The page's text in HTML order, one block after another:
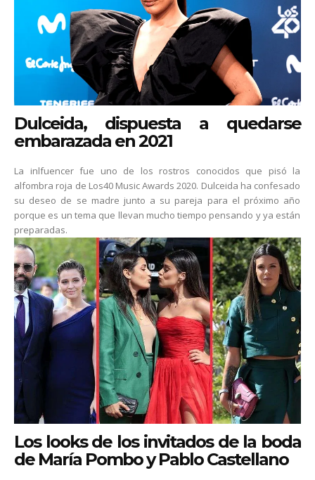
Dulceida, dispuesta a quedarse
embarazada en 2021
La inlfuencer fue uno de los rostros conocidos que pisó la
alfombra roja de Los40 Music Awards 2020. Dulceida ha confesado
su deseo de se madre junto a su pareja para el próximo año
porque es un tema que llevan mucho tiempo pensando y ya están
preparadas.
Los looks de los invitados de la boda
de María Pombo y Pablo Castellano